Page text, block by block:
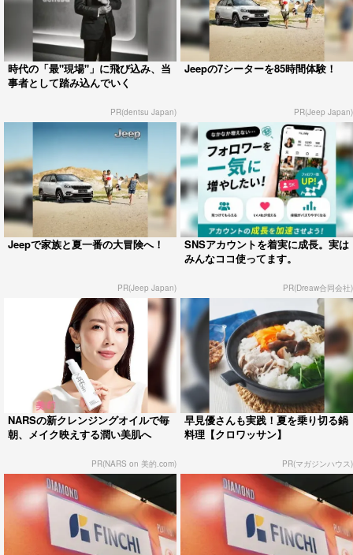
時代の「最"現場"」に飛び込み、当
事者として踏み込んでいく
PR(dentsu Japan)
Jeepの7シーターを85時間体験！
PR(Jeep Japan)
Jeepで家族と夏一番の大冒険へ！
PR(Jeep Japan)
SNSアカウントを着実に成長。実は
みんなココ使ってます。
PR(Dreaw合同会社)
NARSの新クレンジングオイルで毎
朝、メイク映えする潤い美肌へ
PR(NARS on 美的.com)
早見優さんも実践！夏を乗り切る鍋
料理【クロワッサン】
PR(マガジンハウス)